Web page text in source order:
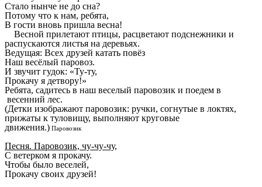
Стало нынче не до сна?
Потому что к нам, ребята,
В гости вновь пришла весна!
Весной прилетают птицы, расцветают подснежники и
распускаются листья на деревьях.
Ведущая: Всех друзей катать повёз
Наш весёлый паровоз.
И звучит гудок: «Ту-ту,
Прокачу я детвору!»
Ребята, садитесь в наш веселый паровозик и поедем в
весенний лес.
(Детки изображают паровозик: ручки, согнутые в локтях,
прижаты к туловищу, выполняют круговые
движения.) Паровозик
Песня. Паровозик, чу-чу-чу,
С ветерком я прокачу.
Чтобы было веселей,
Прокачу своих друзей!